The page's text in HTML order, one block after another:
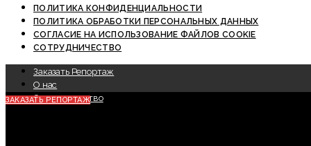
ПОЛИТИКА КОНФИДЕНЦИАЛЬНОСТИ
ПОЛИТИКА ОБРАБОТКИ ПЕРСОНАЛЬНЫХ ДАННЫХ
СОГЛАСИЕ НА ИСПОЛЬЗОВАНИЕ ФАЙЛОВ COOKIE
СОТРУДНИЧЕСТВО
Заказать Репортаж
О нас
Сотрудничество
ЗАКАЗАТЬ РЕПОРТАЖ